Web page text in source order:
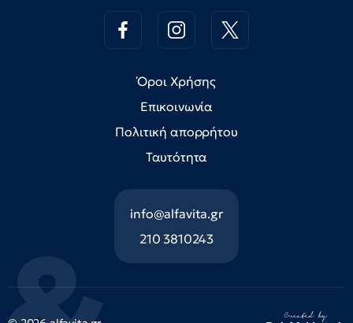
Όροι Χρήσης
Επικοινωνία
Πολιτική απορρήτου
Ταυτότητα
info@alfavita.gr
210 3810243